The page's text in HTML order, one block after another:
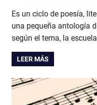
Es un ciclo de poesía,
una pequeña antología
según el tema, la
LEER MÁS